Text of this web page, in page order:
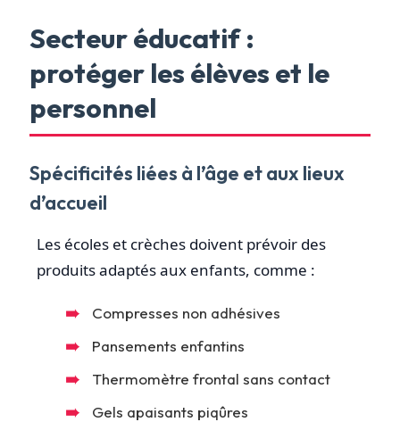
Secteur éducatif :
protéger les élèves et le
personnel
Spécificités liées à l’âge et aux lieux
d’accueil
Les écoles et crèches doivent prévoir des
produits adaptés aux enfants, comme :
Compresses non adhésives
Pansements enfantins
Thermomètre frontal sans contact
Gels apaisants piqûres